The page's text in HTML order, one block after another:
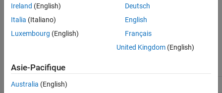
Off
Recommended Settings
Application
Debugging
Ireland (English)
Italia (Italiano)
Luxembourg (English)
Deutsch
English
Français
United Kingdom(English)
Asie-Pacifique
Australia (English)